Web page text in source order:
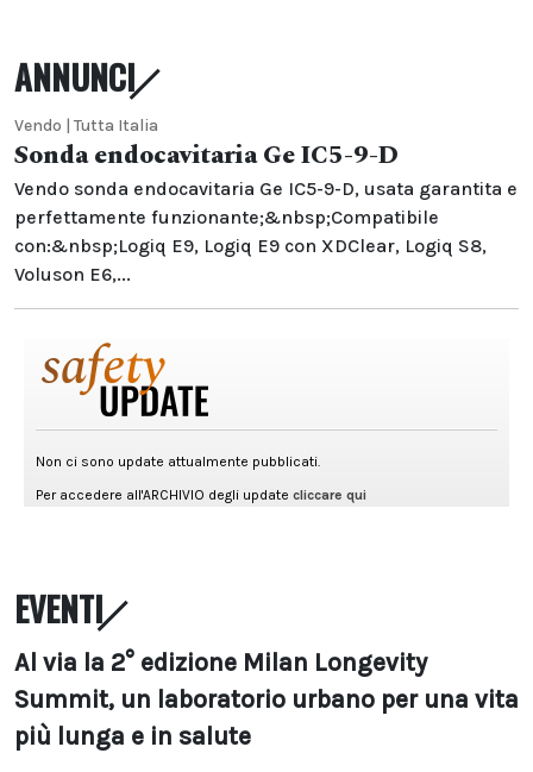
ANNUNCI
Vendo | Tutta Italia
Sonda endocavitaria Ge IC5-9-D
Vendo sonda endocavitaria Ge IC5-9-D, usata garantita e
perfettamente funzionante;&nbsp;Compatibile
con:&nbsp;Logiq E9, Logiq E9 con XDClear, Logiq S8,
Voluson E6,...
EVENTI
Al via la 2° edizione Milan Longevity
Summit, un laboratorio urbano per una vita
più lunga e in salute